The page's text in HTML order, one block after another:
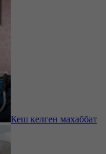
Кеш келген махаббат